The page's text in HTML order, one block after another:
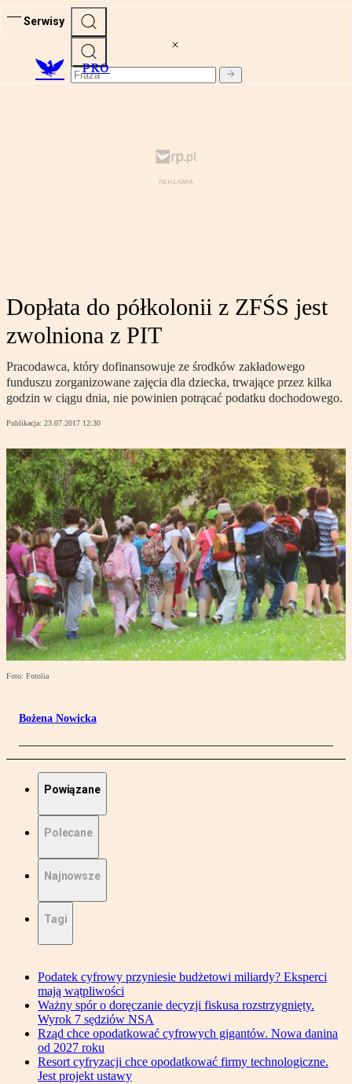
Serwisy
PRO
Dopłata do półkolonii z ZFŚS jest
zwolniona z PIT
Pracodawca, który dofinansowuje ze środków zakładowego
funduszu zorganizowane zajęcia dla dziecka, trwające przez kilka
godzin w ciągu dnia, nie powinien potrącać podatku dochodowego.
Publikacja: 23.07.2017 12:30
Foto: Fotolia
Bożena Nowicka
Powiązane
Polecane
Najnowsze
Tagi
Podatek cyfrowy przyniesie budżetowi miliardy? Eksperci
mają wątpliwości
Ważny spór o doręczanie decyzji fiskusa rozstrzygnięty.
Wyrok 7 sędziów NSA
Rząd chce opodatkować cyfrowych gigantów. Nowa danina
od 2027 roku
Resort cyfryzacji chce opodatkować firmy technologiczne.
Jest projekt ustawy